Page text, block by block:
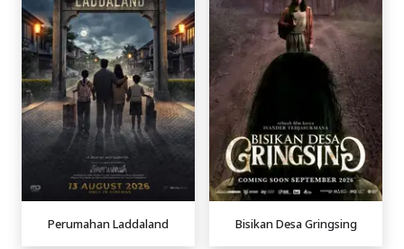
Perumahan Laddaland Bisikan Desa Gringsing